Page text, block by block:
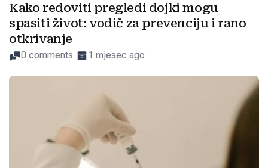
Kako redoviti pregledi dojki mogu
spasiti život: vodič za prevenciju i rano
otkrivanje
0 comments 1 mjesec ago